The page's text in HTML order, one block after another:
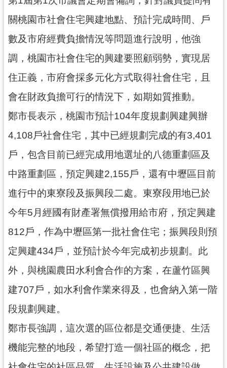
頁
網
站
覽
市
政
箱
常
見
答
桃
園
市
政
府
入
口
隱
權
政
策
關桃園市社會住宅興建地點、預計完成時間、戶
數及市府經費負擔情況等問題進行說明，他強
調，桃園市社會住宅的興建要照顧弱勢，實現居
住正義，市府會採多元化方式取得社會住宅，且
會在財政負擔可行的情況下，如期如質推動。
鄭市長表示，桃園市預計104年度規劃興建興辦
4,108戶社會住宅，其中已經規劃完成的有3,401
戶，包含目前已經完成用地選址的八德重劃區及
中路重劃區，預定興建2,155戶，還有中壢區目前
進行中的東寮段及振興段二處。東寮段用地已於
今年5月經國有財產署無償撥用給市府，預定興建
812戶，作為中壢區第一批社會住宅；振興段則預
定興建434戶，並預計於今年完成初步規劃。此
外，與桃園農田水利會合作的方案，在蘆竹區興
建707戶，如水利會作業來得及，也會納入第一階
段規劃興建。
鄭市長強調，這次選的區位都是交通便捷、生活
機能完整的地段，希望打造一個社區的概念，把